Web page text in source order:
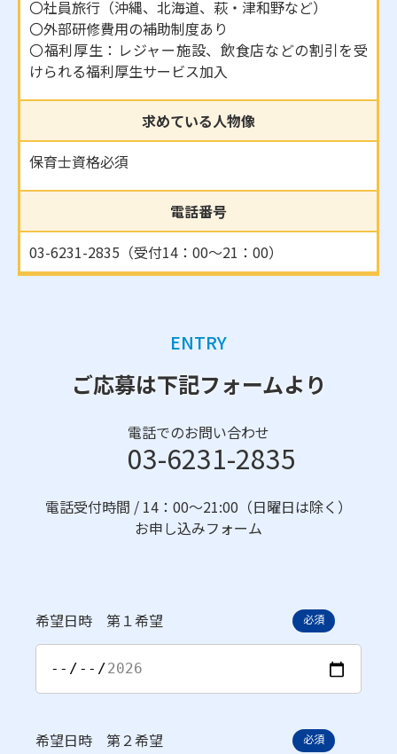
〇社員旅行（沖縄、北海道、萩・津和野など）
〇外部研修費用の補助制度あり
〇福利厚生：レジャー施設、飲食店などの割引を受
けられる福利厚生サービス加入
求めている人物像
保育士資格必須
電話番号
03-6231-2835（受付14：00〜21：00）
ENTRY
ご応募は下記フォームより
電話でのお問い合わせ
03-6231-2835
電話受付時間 / 14：00〜21:00（日曜日は除く）
お申し込みフォーム
希望日時 第１希望 必須
希望日時 第２希望 必須